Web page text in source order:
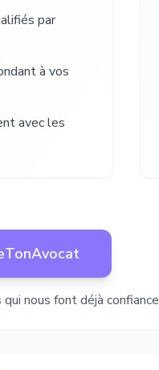
par
à vos
avec les
nous font déjà confiance